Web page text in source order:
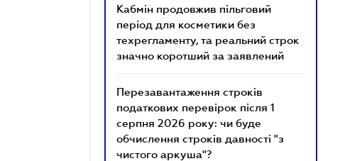
Кабмін продовжив пільговий
період для косметики без
техрегламенту, та реальний строк
значно коротший за заявлений
Перезавантаження строків
податкових перевірок після 1
серпня 2026 року: чи буде
обчислення строків давності "з
чистого аркуша"?